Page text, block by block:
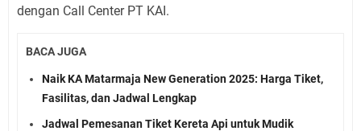
dengan Call Center PT KAI.
BACA JUGA
Naik KA Matarmaja New Generation 2025: Harga Tiket,
Fasilitas, dan Jadwal Lengkap
Jadwal Pemesanan Tiket Kereta Api untuk Mudik